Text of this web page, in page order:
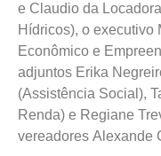
e Claudio da
Hídricos), o executivo
Econômico e
adjuntos Erika
(Assistência Social),
Renda) e Regiane
vereadores Alexande